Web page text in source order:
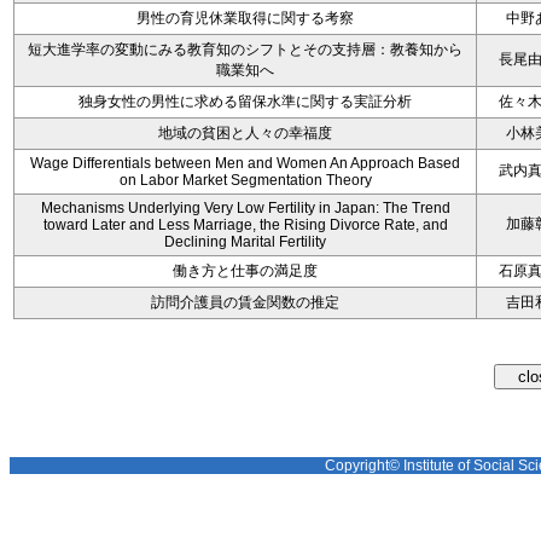
男性の育児休業取得に関する考察
中野
短大進学率の変動にみる教育知のシフトとその支持層：教養知から
職業知へ
長尾
独身女性の男性に求める留保水準に関する実証分析
佐々
地域の貧困と人々の幸福度
小林
Wage Differentials between Men and Women An Approach Based
on Labor Market Segmentation Theory
武内
Mechanisms Underlying Very Low Fertility in Japan: The Trend
toward Later and Less Marriage, the Rising Divorce Rate, and
Declining Marital Fertility
加藤
働き方と仕事の満足度
石原
訪問介護員の賃金関数の推定
吉田
Copyright© Institute of Social